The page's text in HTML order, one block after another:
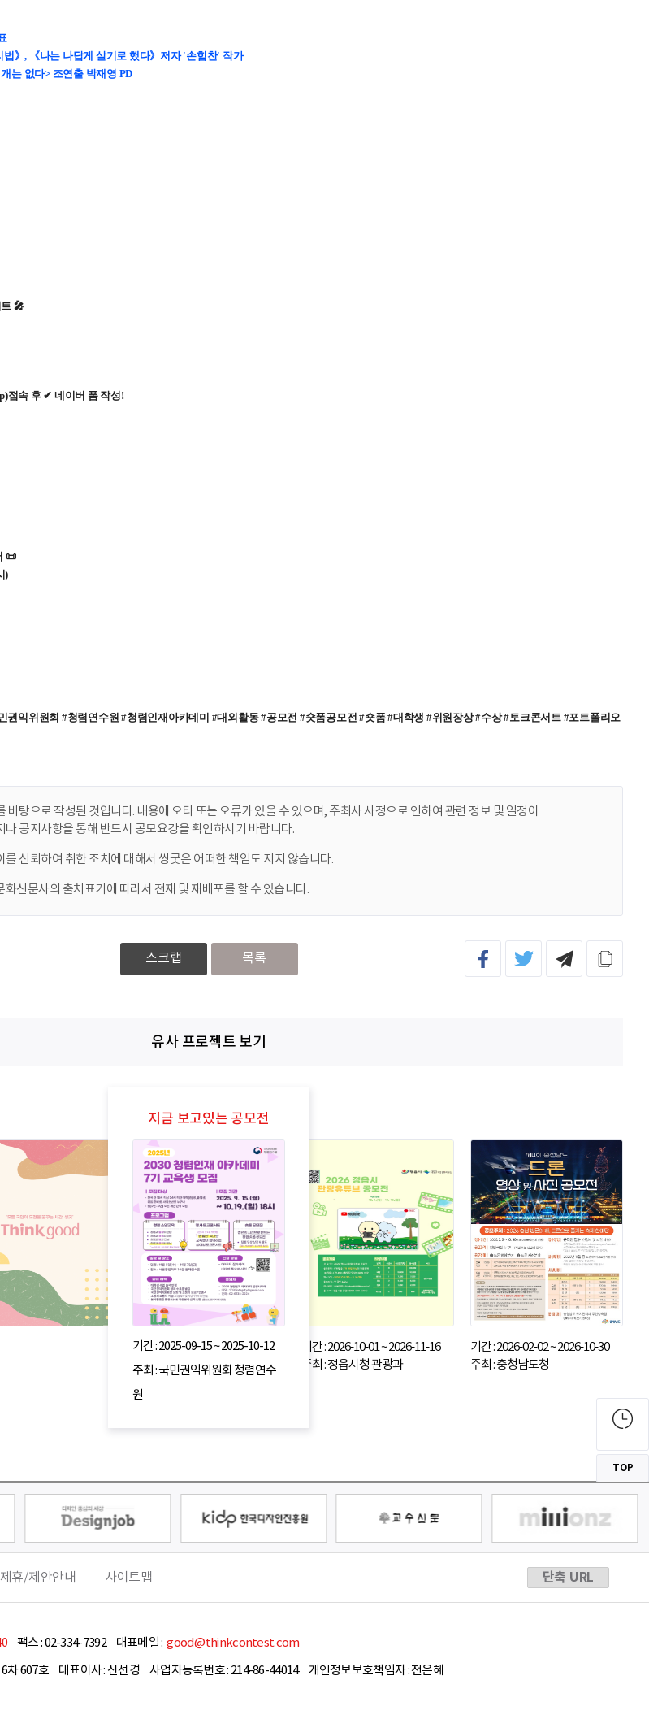
TOP
바탕으로 작성된 것입니다. 내용에 오타 또는 오류가 있을 수 있으며, 주최사 사정으로 인하여 관련 정보 및 일정이
나 공지사항을 통해 반드시 공모요강을 확인하시기 바랍니다.
신뢰하여 취한 조치에 대해서 씽굿은 어떠한 책임도 지지 않습니다.
문사의 출처표기에 따라서 전재 및 재배포를 할 수 있습니다.
스크랩 목록
유사 프로젝트 보기
기간 : 2025-09-15 ~ 2025-10-12
주최 : 국민권익위원회 청렴연수
원
기간 : 2026-10-01 ~ 2026-11-16
주최 : 정읍시청 관광과
기간 : 2026-02-02 ~ 2026-10-30
주최 : 충청남도청
제휴/제안안내 사이트맵 단축 URL
팩스 :02-334-7392 대표메일 : good@thinkcontest.com
차 607호 대표이사 : 신선경 사업자등록번호 : 214-86-44014
개인정보보호책임자 : 전은혜